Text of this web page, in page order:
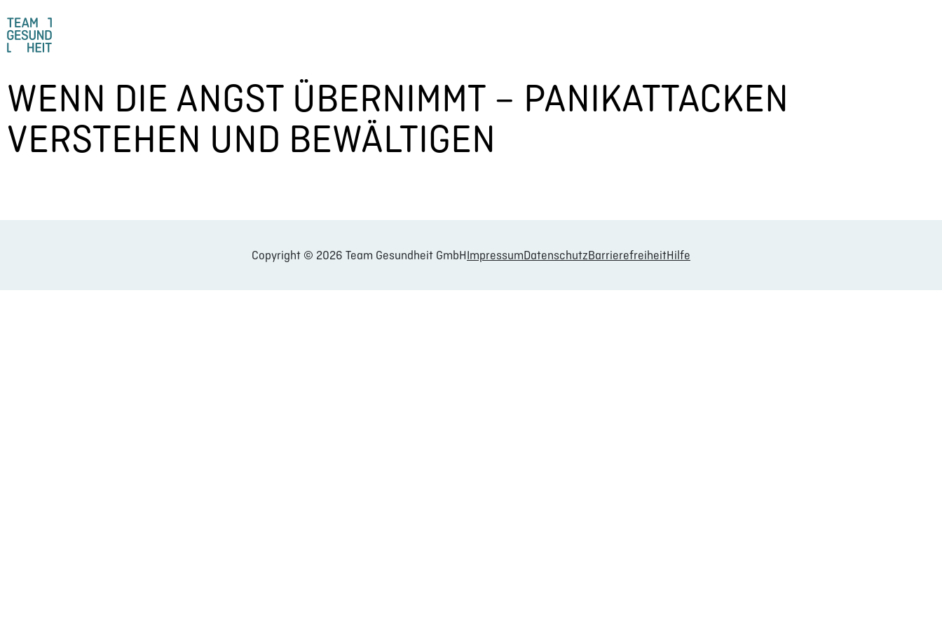
WENN DIE ANGST ÜBERNIMMT – PANIKATTACKEN
VERSTEHEN UND BEWÄLTIGEN
Copyright © 2026 Team Gesundheit GmbHImpressumDatenschutzBarrierefreiheitHilfe